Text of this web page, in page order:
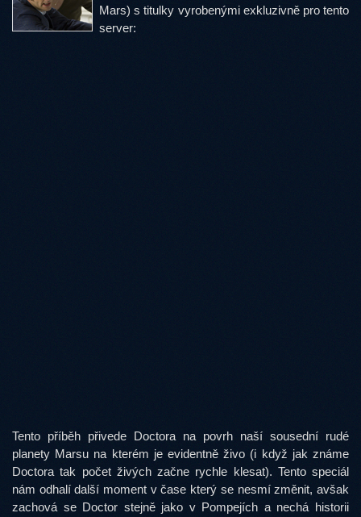
Mars) s titulky vyrobenými exkluzivně pro tento
server:
Tento příběh přivede Doctora na povrh naší sousední rudé
planety Marsu na kterém je evidentně živo (i když jak známe
Doctora tak počet živých začne rychle klesat). Tento speciál
nám odhalí další moment v čase který se nesmí změnit, avšak
zachová se Doctor stejně jako v Pompejích a nechá historii